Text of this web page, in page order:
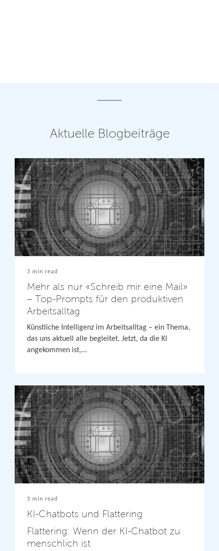
Aktuelle Blogbeiträge
3 min read
Mehr als nur «Schreib mir eine Mail»
– Top-Prompts für den produktiven
Arbeitsalltag
Künstliche Intelligenz im Arbeitsalltag – ein Thema,
das uns aktuell alle begleitet. Jetzt, da die KI
angekommen ist,...
3 min read
KI-Chatbots und Flattering
Flattering: Wenn der KI-Chatbot zu
menschlich ist